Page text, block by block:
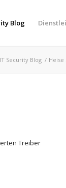
Blog
IT Security Blog /
Treiber